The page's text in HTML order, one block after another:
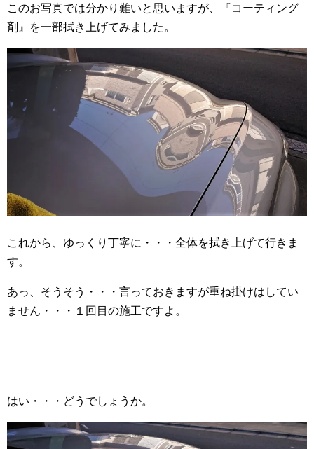
このお写真では分かり難いと思いますが、『コーティング
剤』を一部拭き上げてみました。
これから、ゆっくり丁寧に・・・全体を拭き上げて行きま
す。
あっ、そうそう・・・言っておきますが重ね掛けはしてい
ません・・・１回目の施工ですよ。
はい・・・どうでしょうか。